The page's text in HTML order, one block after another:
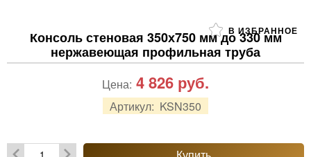
В ИЗБРАННОЕ
Консоль стеновая 350х750 мм до 330 мм
нержавеющая профильная труба
Артикул: KSN350
Цена: 4 826 руб.